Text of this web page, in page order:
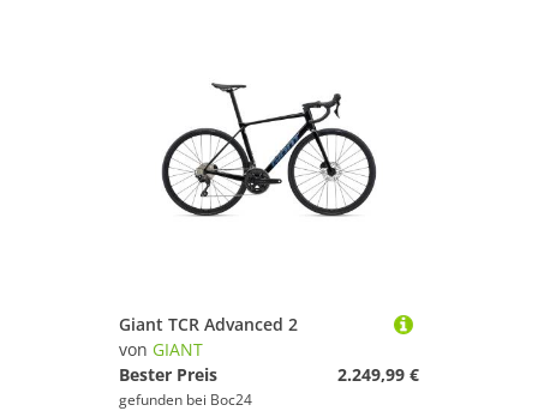
Giant TCR Advanced 2
von GIANT
Bester Preis
2.249,99 €
gefunden bei Boc24